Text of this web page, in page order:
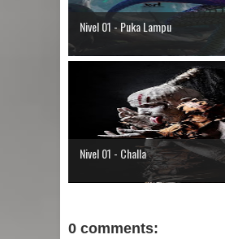
Nivel 01 - Puka Lampu
Nivel 01 - Challa
0 comments: